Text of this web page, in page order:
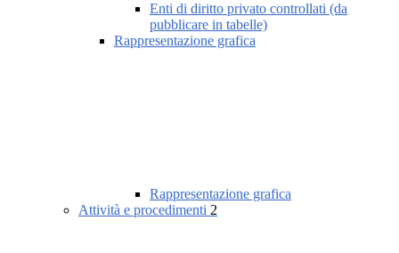
Enti di diritto privato controllati (da
pubblicare in tabelle)
Rappresentazione grafica
Rappresentazione grafica
Attività e procedimenti 2